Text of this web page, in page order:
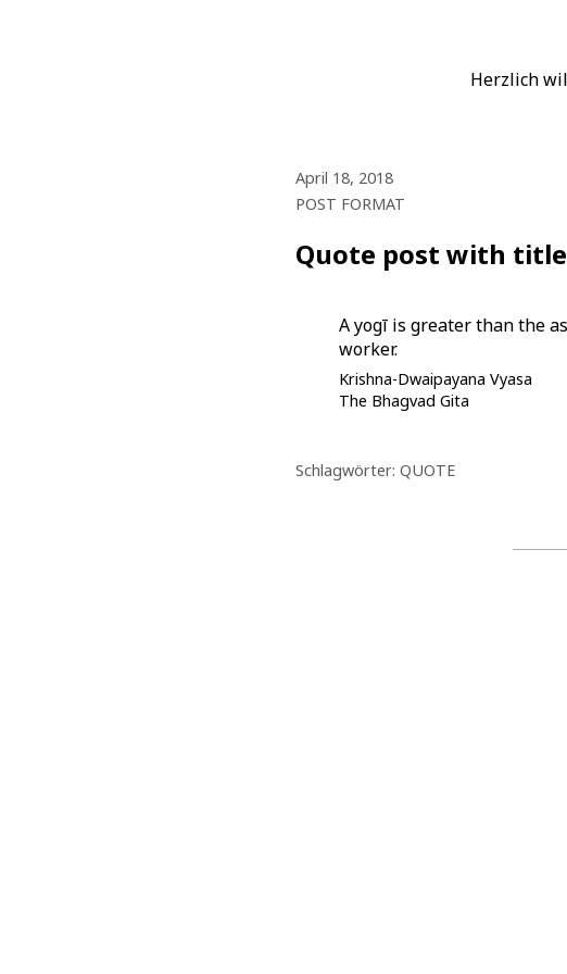
Die Boardhelden
Alles für Dein virtuelles Whiteboard!
Herzlich
April 18, 2018
POST FORMAT
Quote post with
A yogī is greater than the
worker.
Krishna-Dwaipayana Vyasa
The Bhagvad Gita
Schlagwörter: QUOTE